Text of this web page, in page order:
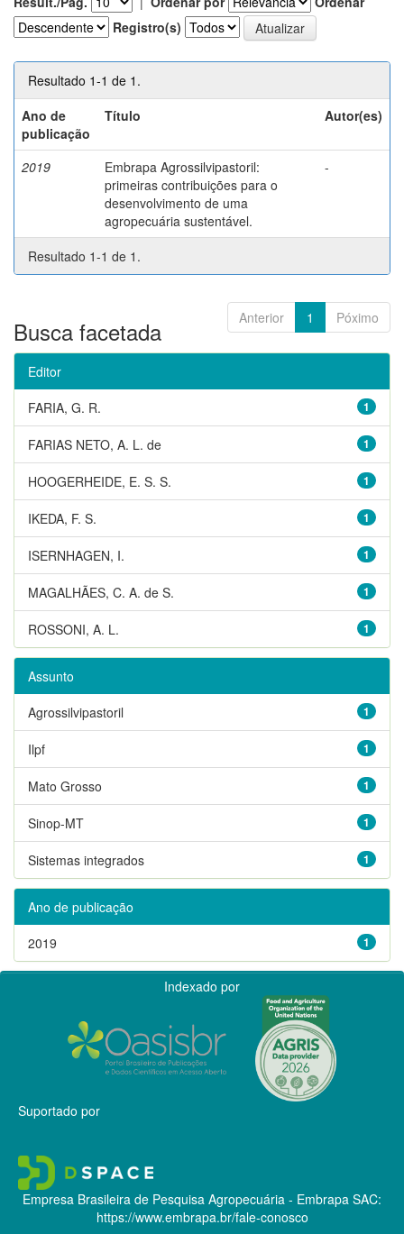
Registro(s)
Resultado 1-1 de 1.
Ano de
publicação
Título Autor(es)
2019
Embrapa Agrossilvipastoril:
primeiras contribuições para o
desenvolvimento de uma
agropecuária sustentável.
-
Resultado 1-1 de 1.
Anterior 1 Póximo
Busca facetada
Editor
1
FARIA, G. R.
1
FARIAS NETO, A. L. de
1
HOOGERHEIDE, E. S. S.
1
IKEDA, F. S.
1
ISERNHAGEN, I.
1
MAGALHÃES, C. A. de S.
1
ROSSONI, A. L.
Assunto
1
Agrossilvipastoril
1
Ilpf
1
Mato Grosso
1
Sinop-MT
1
Sistemas integrados
Ano de publicação
1
2019
Indexado por
Suportado por
Empresa Brasileira de Pesquisa Agropecuária - Embrapa SAC:
https://www.embrapa.br/fale-conosco